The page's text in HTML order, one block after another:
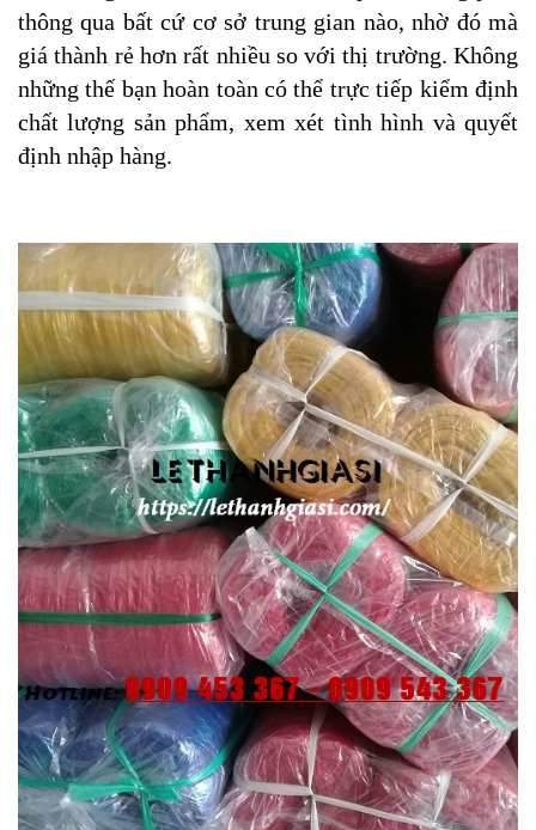
thông qua bất cứ cơ sở trung gian nào, nhờ đó mà
giá thành rẻ hơn rất nhiều so với thị trường. Không
những thế bạn hoàn toàn có thể trực tiếp kiểm định
chất lượng sản phẩm, xem xét tình hình và quyết
định nhập hàng.